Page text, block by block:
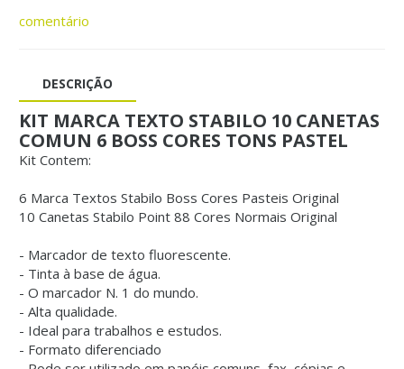
comentário
DESCRIÇÃO
KIT MARCA TEXTO STABILO 10 CANETAS
COMUN 6 BOSS CORES TONS PASTEL
Kit Contem:
6 Marca Textos Stabilo Boss Cores Pasteis Original
10 Canetas Stabilo Point 88 Cores Normais Original
- Marcador de texto fluorescente.
- Tinta à base de água.
- O marcador N. 1 do mundo.
- Alta qualidade.
- Ideal para trabalhos e estudos.
- Formato diferenciado